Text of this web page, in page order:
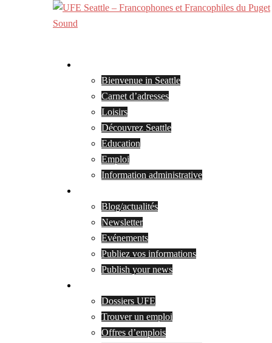
Bienvenue in Seattle
Carnet d’adresses
Loisirs
Découvrez Seattle
Education
Emploi
Information administrative
Blog/actualités
Newsletter
Evénements
Publiez vos informations
Publish your news
Dossiers UFE
Trouver un emploi
Offres d’emplois